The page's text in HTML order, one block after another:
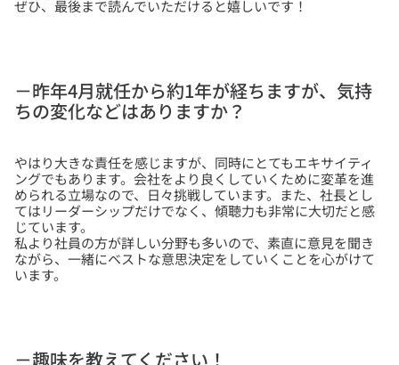
－昨年4月就任から約1年が経ちますが、気持
ちの変化などはありますか？
やはり大きな責任を感じますが、同時にとてもエキサイティ
ングでもあります。会社をより良くしていくために変革を進
められる立場なので、日々挑戦しています。また、社長とし
てはリーダーシップだけでなく、傾聴力も非常に大切だと感
じています。
私より社員の方が詳しい分野も多いので、素直に意見を聞き
ながら、一緒にベストな意思決定をしていくことを心がけて
－趣味を教えてください！